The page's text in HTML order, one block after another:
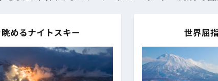
めるナイトスキー 世界屈